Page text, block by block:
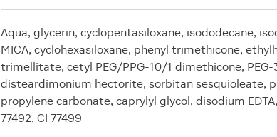
Aqua, glycerin, cyclopentasiloxane, isododecane,
MICA, cyclohexasiloxane, phenyl trimethicone,
trimellitate, cetyl PEG/PPG-10/1 dimethicone,
disteardimonium hectorite, sorbitan sesquioleate,
propylene carbonate, caprylyl glycol, disodium
77492, CI 77499